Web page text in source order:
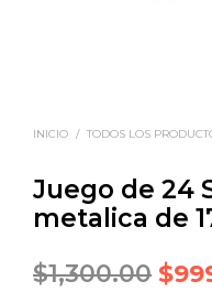
INICIO / TODOS LOS
Juego de 24
metalica de
$1,300.00 $